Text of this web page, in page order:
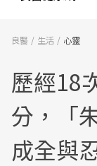
良醫 生活 心靈
歷經18
分，「
成全與